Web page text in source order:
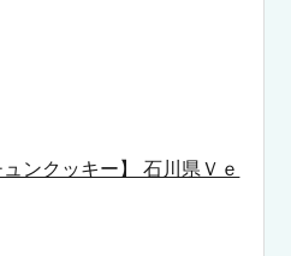
ンクッキー】 石川県Ｖｅ